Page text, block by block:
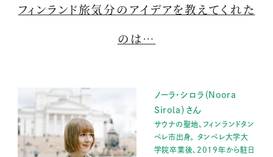
フィンランド旅気分のアイデアを教えてくれた
のは…
ノーラ・シロラ（Noora
Sirola）さん
サウナの聖地、フィンランドタン
ペレ市出身。 タンペレ大学大
学院卒業後、2019年から駐日